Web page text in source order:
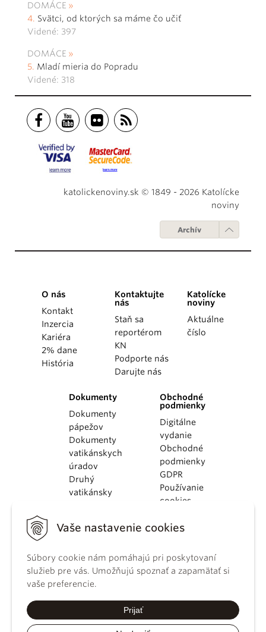
Vaše nastavenie cookies
Súbory cookie nám pomáhajú pri poskytovaní
služieb pre vás. Umožňujú spoznať a zapamätať si
vaše preferencie.
Prijať
DOMÁCE
Svätci, od ktorých sa máme čo učiť
Videné: 397
DOMÁCE
Mladí mieria do Popradu
Videné: 318
katolickenoviny.sk © 1849 - 2026 Katolícke
noviny
Archív
O nás
Kontakt
Inzercia
Kariéra
2% dane
História
Kontaktujte
nás
Staň sa
reportérom
KN
Podporte nás
Darujte nás
Katolícke
noviny
Aktuálne
číslo
Dokumenty
Dokumenty
pápežov
Dokumenty
vatikánskych
úradov
Druhý
vatikánsky
KBS
kánonického
práva
Katechizmus
Obchodné
podmienky
Digitálne
vydanie
Obchodné
podmienky
GDPR
Používanie
cookies